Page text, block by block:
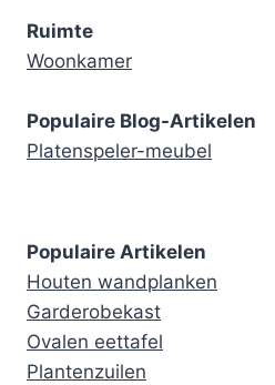
Ruimte
Woonkamer
Populaire Blog-Artikelen
Platenspeler-meubel
Populaire Artikelen
Houten wandplanken
Garderobekast
Ovalen eettafel
Plantenzuilen